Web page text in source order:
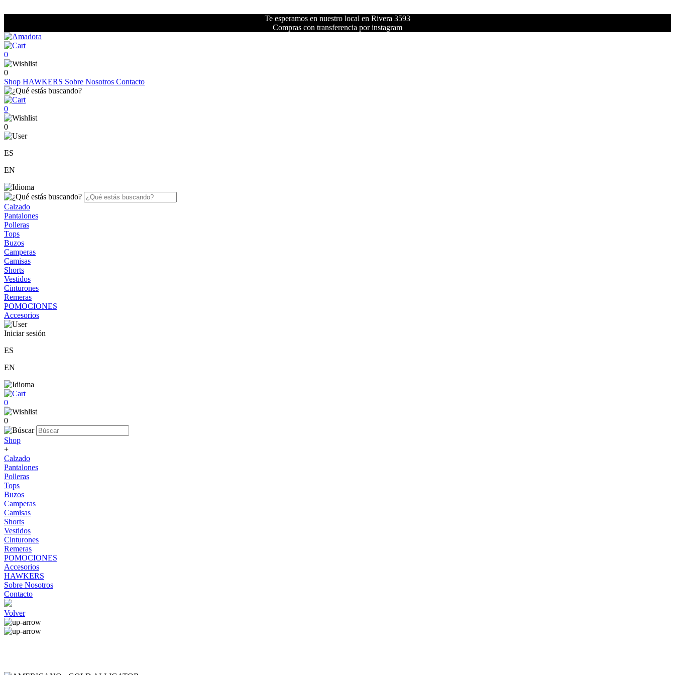
Te esperamos en nuestro local en Rivera 3593
Compras con transferencia por instagram
0
0
Shop HAWKERS Sobre Nosotros Contacto
0
0
ES
EN
Calzado
Pantalones
Polleras
Tops
Buzos
Camperas
Camisas
Shorts
Vestidos
Cinturones
Remeras
POMOCIONES
Accesorios
Iniciar sesión
ES
EN
0
0
Shop
+
Calzado
Pantalones
Polleras
Tops
Buzos
Camperas
Camisas
Shorts
Vestidos
Cinturones
Remeras
POMOCIONES
Accesorios
HAWKERS
Sobre Nosotros
Contacto
Volver